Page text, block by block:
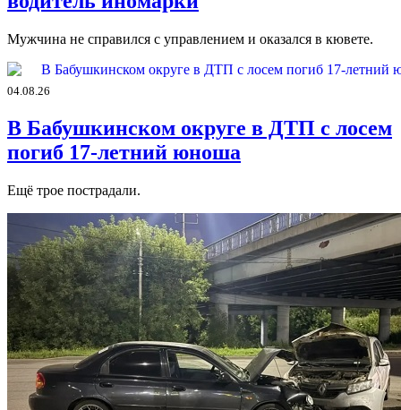
Мужчина не справился с управлением и оказался в кювете.
04.08.26
В Бабушкинском округе в ДТП с лосем
погиб 17-летний юноша
Ещё трое пострадали.